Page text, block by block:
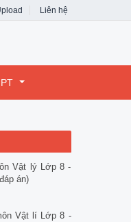
Liên hệ
Vật lý Lớp 8 -
án)
Vật lí Lớp 8 -